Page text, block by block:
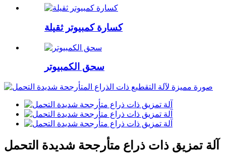
كسارة كمبيوتر ثقيلة
سحق الكمبيوتر
آلة تمزيق ذات ذراع متأرجحة شديدة التحمل